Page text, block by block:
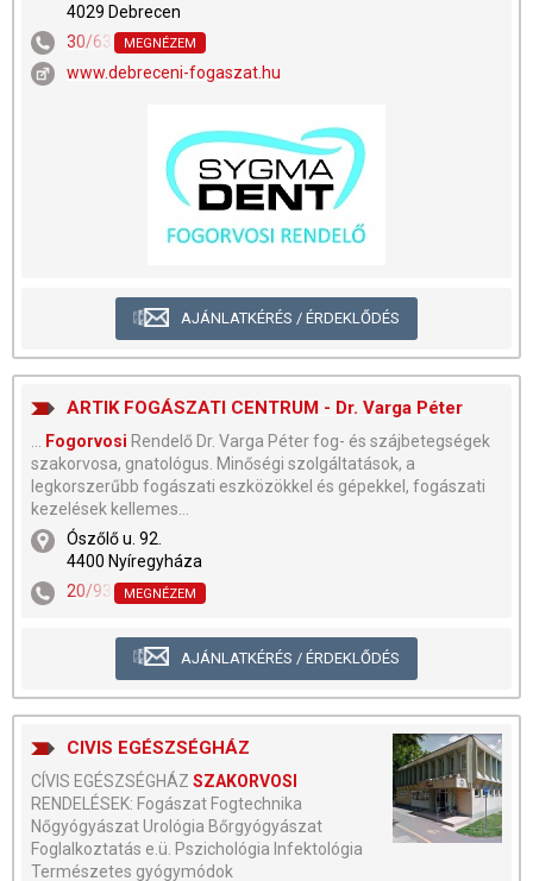
4029 Debrecen
30/634-2120,52/688-722
MEGNÉZEM
www.debreceni-fogaszat.hu
AJÁNLATKÉRÉS / ÉRDEKLŐDÉS
ARTIK FOGÁSZATI CENTRUM - Dr. Varga Péter
... Fogorvosi Rendelő Dr. Varga Péter fog- és szájbetegségek
szakorvosa, gnatológus. Minőségi szolgáltatások, a
legkorszerűbb fogászati eszközökkel és gépekkel, fogászati
kezelések kellemes...
Ószőlő u. 92.
4400 Nyíregyháza
20/935-1326,42/445-115
MEGNÉZEM
AJÁNLATKÉRÉS / ÉRDEKLŐDÉS
CIVIS EGÉSZSÉGHÁZ
CÍVIS EGÉSZSÉGHÁZ SZAKORVOSI
RENDELÉSEK: Fogászat Fogtechnika
Nőgyógyászat Urológia Bőrgyógyászat
Foglalkoztatás e.ü. Pszichológia Infektológia
Természetes gyógymódok